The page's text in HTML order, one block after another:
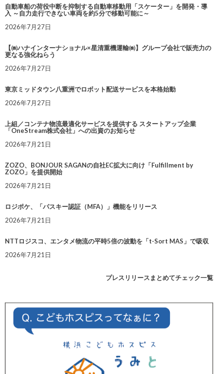
自動車船の荷役中断を抑制する自動車移動用「スケーター」を開発・導
入 ～自力走行できない車両を約5分で移動可能に～
2026年7月27日
【㈱ハナインターナショナル×星清重機運輸㈱】グループ会社で販売力の
更なる強化ねらう
2026年7月27日
東京ミッドタウン八重洲でロボット配送サービスを本格始動
2026年7月27日
上組／コンテナ物流最適化サービスを提供する スタートアップ企業
「OneStream株式会社」への出資のお知らせ
2026年7月21日
ZOZO、BONJOUR SAGANの自社EC拡大に向け「Fulfillment by
ZOZO」を提供開始
2026年7月21日
ロジポケ、「パスキー認証（MFA）」機能をリリース
2026年7月21日
NTTロジスコ、エンタメ物流の平時5倍の波動を「t-Sort MAS」で吸収
2026年7月21日
プレスリリースまとめてチェック一覧